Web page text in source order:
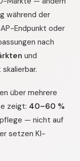
während der
Endpunkt oder
nach
und
über mehrere
zeigt: 40–60 %
— nicht auf
setzen KI-